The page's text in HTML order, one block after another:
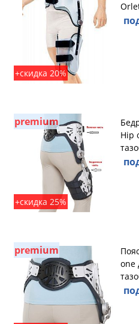
+скидка 20%
premium
+скидка 25%
Hip
premium
one